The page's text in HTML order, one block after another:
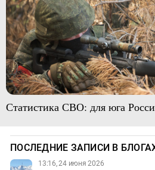
Статистика СВО: для юга
ПОСЛЕДНИЕ ЗАПИСИ В
13:16, 24 июня 2026